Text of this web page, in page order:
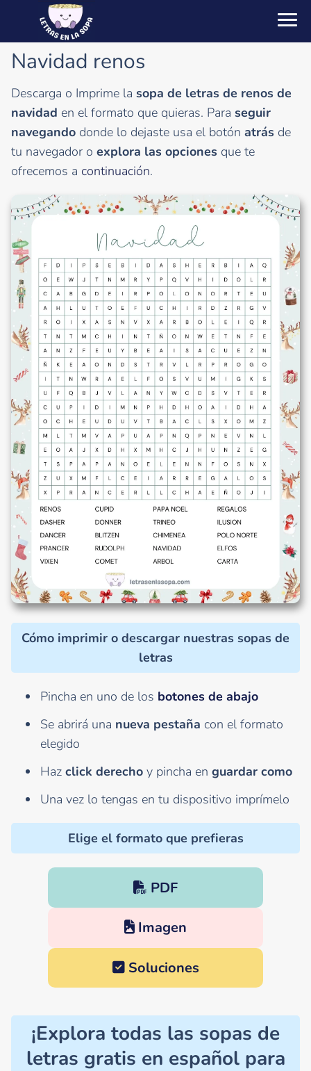
Navidad renos
Descarga o Imprime la sopa de letras de renos de
navidad en el formato que quieras. Para seguir
navegando donde lo dejaste usa el botón atrás de
tu navegador o explora las opciones que te
ofrecemos a continuación.
Cómo imprimir o descargar nuestras sopas de
letras
Pincha en uno de los botones de abajo
Se abrirá una nueva pestaña con el formato
elegido
Haz click derecho y pincha en guardar como
Una vez lo tengas en tu dispositivo imprímelo
Elige el formato que prefieras
PDF
Imagen
Soluciones
¡Explora todas las sopas de
letras gratis en español para